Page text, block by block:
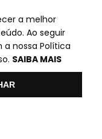
a melhor
Ao seguir
nossa Política
SAIBA MAIS